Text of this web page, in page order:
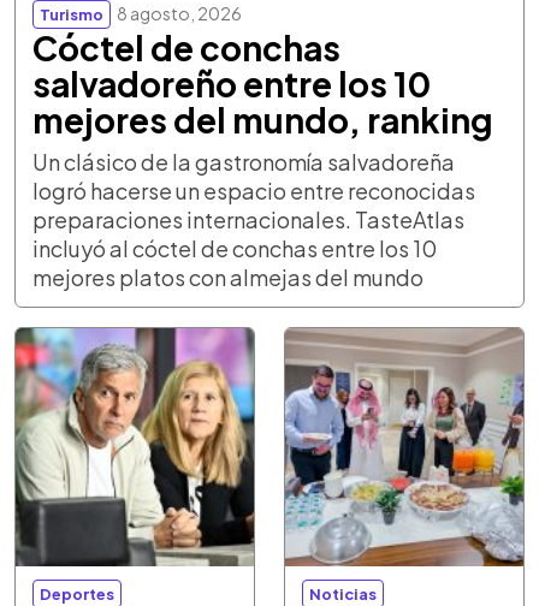
Turismo 8 agosto, 2026
Cóctel de conchas
salvadoreño entre los 10
mejores del mundo, ranking
Un clásico de la gastronomía salvadoreña
logró hacerse un espacio entre reconocidas
preparaciones internacionales. TasteAtlas
incluyó al cóctel de conchas entre los 10
mejores platos con almejas del mundo
Deportes Noticias